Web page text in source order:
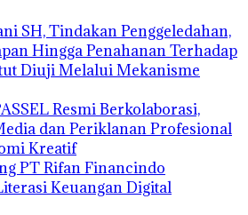
SH, Tindakan Penggeledahan,
Hingga Penahanan Terhadap
Diuji Melalui Mekanisme
Resmi Berkolaborasi,
dan Periklanan Profesional
Kreatif
PT Rifan Financindo
Keuangan Digital